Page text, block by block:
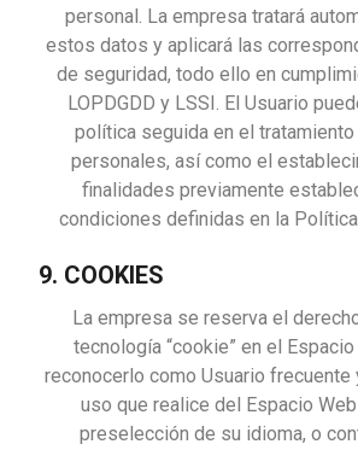
personal. La empresa tratará
estos datos y aplicará las
de seguridad, todo ello en
LOPDGDD y LSSI. El Usuario
política seguida en el
personales, así como el
finalidades previamente
condiciones definidas en la
9. COOKIES
La empresa se reserva el
tecnología “cookie” en el
reconocerlo como Usuario frecuente
uso que realice del Espacio
preselección de su idioma, o